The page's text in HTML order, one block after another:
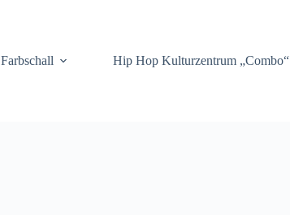
Farbschall Hip Hop Kulturzentrum „Combo“